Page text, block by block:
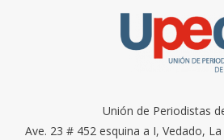
Unión de Periodistas
Ave. 23 # 452 esquina a I, Vedado,